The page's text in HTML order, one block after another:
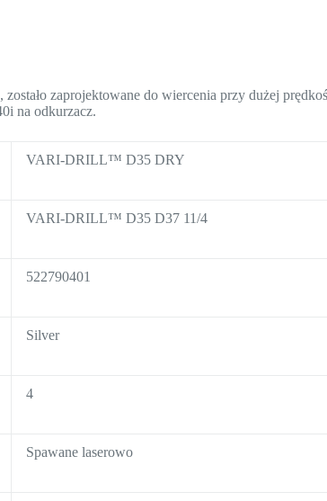
zaprojektowane do wiercenia przy dużej
na odkurzacz.
VARI-DRILL™ D35 DRY
VARI-DRILL™ D35 D37 11/4
522790401
Silver
4
Spawane laserowo